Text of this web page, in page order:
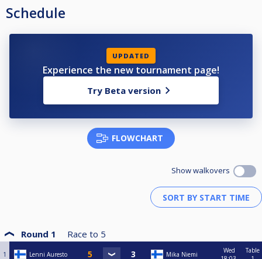
Schedule
UPDATED
Experience the new tournament page!
Try Beta version
FLOWCHART
Show walkovers
Round 1 Race to 5
1 Lenni Auresto Mika Niemi
Wed
Table